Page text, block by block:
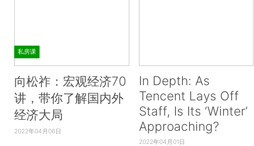
私房课
向松祚：宏观经济70
讲，带你了解国内外
经济大局
2022年04月06日
In Depth: As
Tencent Lays Off
Staff, Is Its ‘Winter’
Approaching?
2022年04月01日